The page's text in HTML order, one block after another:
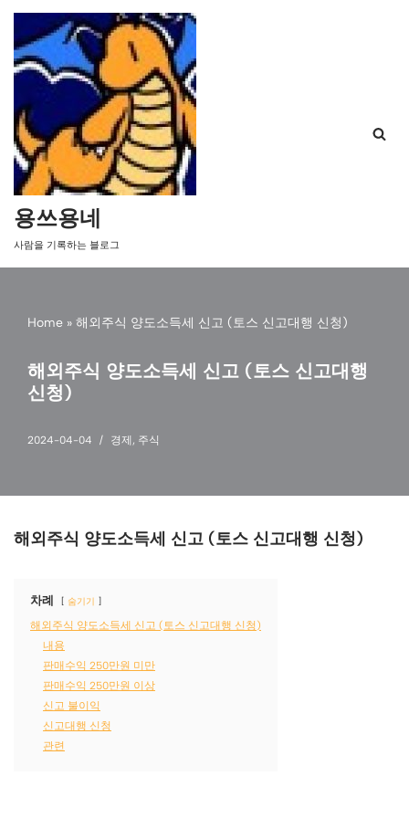
콘
텐
로
건
너
뛰
기
용쓰용네
사람을 기록하는 블로그
Home » 해외주식 양도소득세 신고 (토스 신고대행 신청)
해외주식 양도소득세 신고 (토스 신고대행
신청)
2024-04-04 경제 , 주식
해외주식 양도소득세 신고 (토스 신고대행 신청)
차례 숨기기
해외주식 양도소득세 신고 (토스 신고대행 신청)
내용
판매수익 250만원 미만
판매수익 250만원 이상
신고 불이익
신고대행 신청
관련